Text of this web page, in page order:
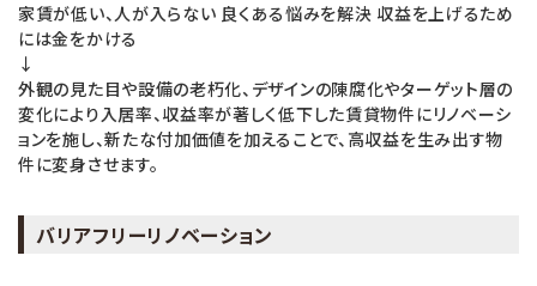
家賃が低い、人が入らない 良くある悩みを解決 収益を上げるため
には金をかける
↓
外観の見た目や設備の老朽化、デザインの陳腐化やターゲット層の
変化により入居率、収益率が著しく低下した賃貸物件にリノベーシ
ョンを施し、新たな付加価値を加えることで、高収益を生み出す物
件に変身させます。
バリアフリーリノベーション